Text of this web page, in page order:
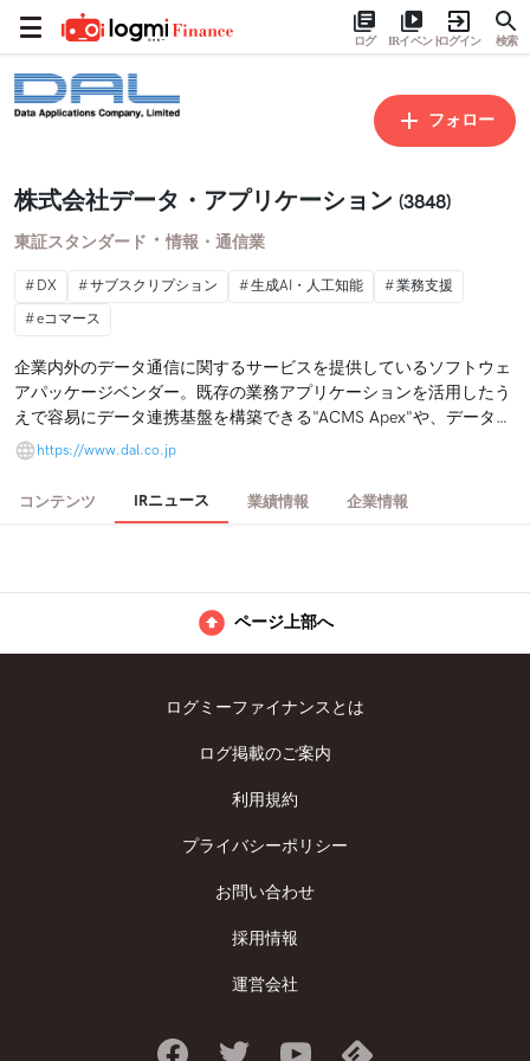
ログ IRイベントログイン 検索
フォロー
株式会社データ・アプリケーション (3848)
東証スタンダード ・ 情報・通信業
DX サブスクリプション 生成AI・人工知能
業務支援
eコマース
企業内外のデータ通信に関するサービスを提供しているソフトウェ
アパッケージベンダー。既存の業務アプリケーションを活用したう
えで容易にデータ連携基盤を構築できる"ACMS Apex"や、データ連
携・移行時のデータ加工・変換をノーコードで実現できるソフトウ
ェア"RACCOON"が主力製品である。全従業員中エンジニアが半数
強で高い技術力を持っており、多様な業種の多様なニーズに応える
ことができる。
https://www.dal.co.jp
コンテンツ IRニュース 業績情報 企業情報
ページ上部へ
ログミーファイナンスとは
ログ掲載のご案内
利用規約
プライバシーポリシー
お問い合わせ
採用情報
運営会社